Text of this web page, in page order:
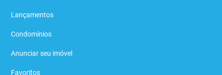
Lançamentos
Condomínios
Anunciar seu imóvel
Favoritos